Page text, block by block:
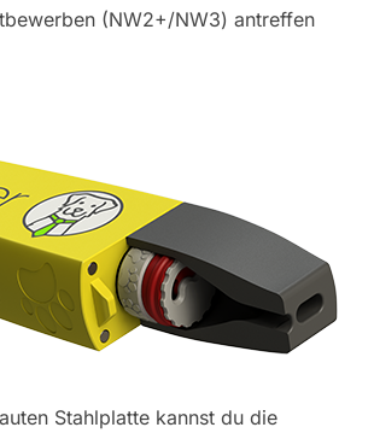
(NW2+/NW3) antreffen
Stahlplatte kannst du die